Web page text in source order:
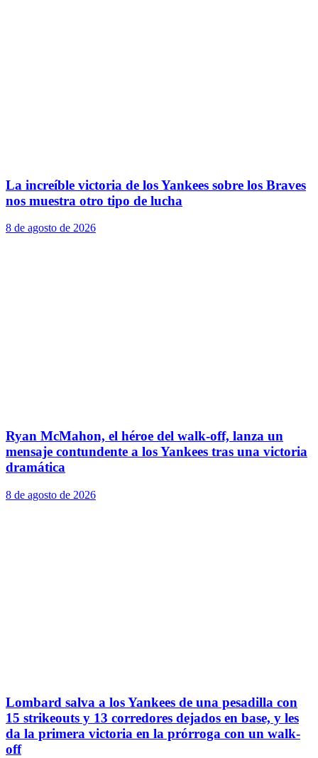
La increíble victoria de los Yankees sobre los Braves
nos muestra otro tipo de lucha
8 de agosto de 2026
Ryan McMahon, el héroe del walk-off, lanza un
mensaje contundente a los Yankees tras una victoria
dramática
8 de agosto de 2026
Lombard salva a los Yankees de una pesadilla con
15 strikeouts y 13 corredores dejados en base, y les
da la primera victoria en la prórroga con un walk-
off